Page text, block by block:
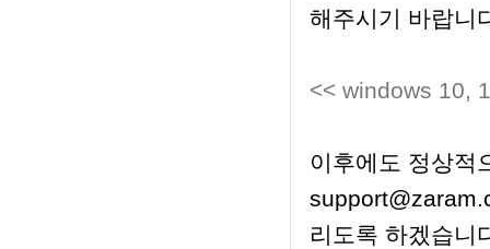
해주시기 바랍니
<< windows 10,
이후에도 정상적
리도록 하겠습니